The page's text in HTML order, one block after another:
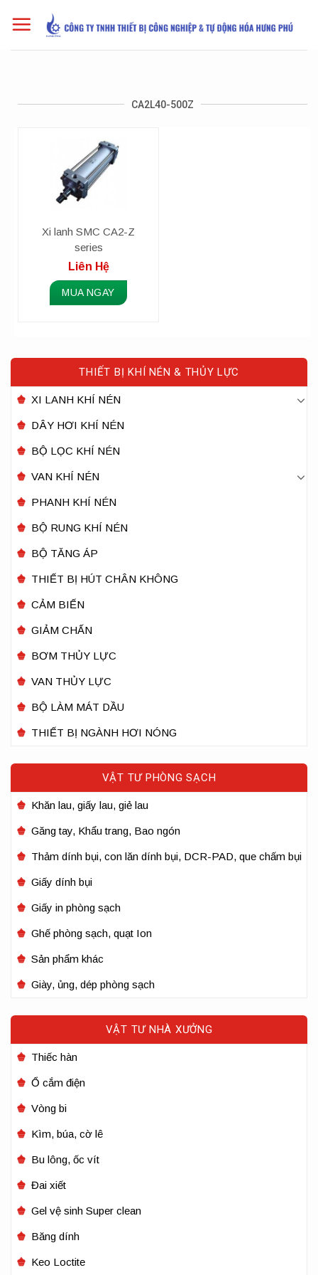
CA2L40-500Z
Xi lanh SMC CA2-Z
series
Liên Hệ
MUA NGAY
THIẾT BỊ KHÍ NÉN & THỦY LỰC
XI LANH KHÍ NÉN
DÂY HƠI KHÍ NÉN
BỘ LỌC KHÍ NÉN
VAN KHÍ NÉN
PHANH KHÍ NÉN
BỘ RUNG KHÍ NÉN
BỘ TĂNG ÁP
THIẾT BỊ HÚT CHÂN KHÔNG
CẢM BIẾN
GIẢM CHẤN
BƠM THỦY LỰC
VAN THỦY LỰC
BỘ LÀM MÁT DẦU
THIẾT BỊ NGÀNH HƠI NÓNG
VẬT TƯ PHÒNG SẠCH
Khăn lau, giấy lau, giẻ lau
Găng tay, Khẩu trang, Bao ngón
Thảm dính bụi, con lăn dính bụi, DCR-PAD, que chấm bụi
Giấy dính bụi
Giấy in phòng sạch
Ghế phòng sạch, quạt Ion
Sản phẩm khác
Giày, ủng, dép phòng sạch
VẬT TƯ NHÀ XƯỞNG
Thiếc hàn
Ổ cắm điện
Vòng bi
Kìm, búa, cờ lê
Bu lông, ốc vít
Đai xiết
Gel vệ sinh Super clean
Băng dính
Keo Loctite